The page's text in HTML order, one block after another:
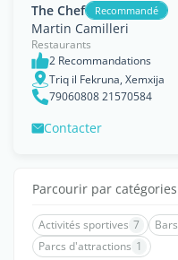
The Chef Recommandé
Martin Camilleri
Restaurants
2 Recommandations
Triq il Fekruna, Xemxija
79060808 21570584
Contacter
Parcourir par catégories
Activités sportives 7 Bars
Parcs d'attractions 1